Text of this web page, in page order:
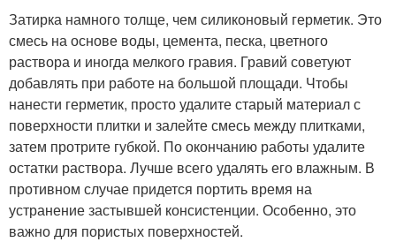
Затирка намного толще, чем силиконовый герметик. Это
смесь на основе воды, цемента, песка, цветного
раствора и иногда мелкого гравия. Гравий советуют
добавлять при работе на большой площади. Чтобы
нанести герметик, просто удалите старый материал с
поверхности плитки и залейте смесь между плитками,
затем протрите губкой. По окончанию работы удалите
остатки раствора. Лучше всего удалять его влажным. В
противном случае придется портить время на
устранение застывшей консистенции. Особенно, это
важно для пористых поверхностей.